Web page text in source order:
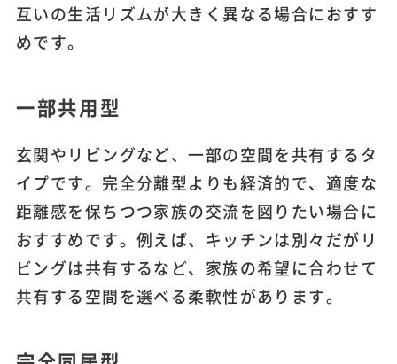
互いの生活リズムが大きく異なる場合におすす
めです。
一部共用型
玄関やリビングなど、一部の空間を共有するタ
イプです。完全分離型よりも経済的で、適度な
距離感を保ちつつ家族の交流を図りたい場合に
おすすめです。例えば、キッチンは別々だがリ
ビングは共有するなど、家族の希望に合わせて
共有する空間を選べる柔軟性があります。